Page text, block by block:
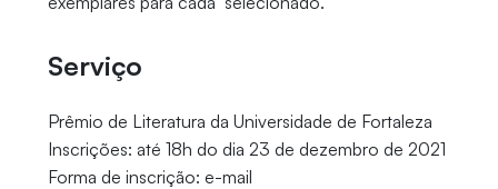
Serviço
Prêmio de Literatura da Universidade de Fortaleza
Inscrições: até 18h do dia 23 de dezembro de 2021
Forma de inscrição: e-mail